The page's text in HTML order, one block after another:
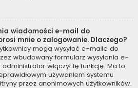
wiadomości e-mail do
mnie o zalogowanie. Dlaczego?
mogą wysyłać e-maile do
wbudowany formularz wysyłania e-
włączył tę funkcję. Ma to
używaniem systemu
przez anonimowych użytkowników.